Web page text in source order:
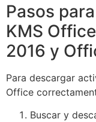
Pasos
KMS
2016 y
Para descargar
Office
Buscar y